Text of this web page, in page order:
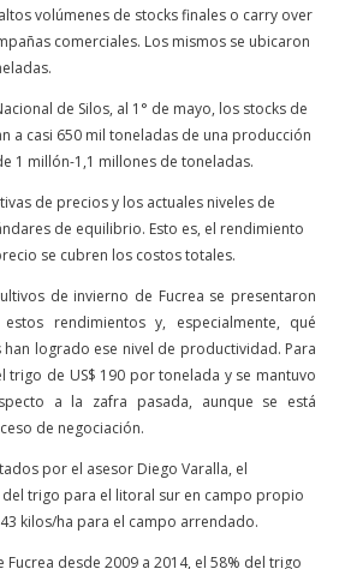
volúmenes de stocks finales o carry over
comerciales. Los mismos se ubicaron
de Silos, al 1° de mayo, los stocks de
a casi 650 mil toneladas de una producción
1 millón-1,1 millones de toneladas.
de precios y los actuales niveles de
de equilibrio. Esto es, el rendimiento
se cubren los costos totales.
de invierno de Fucrea se presentaron
rendimientos y, especialmente, qué
logrado ese nivel de productividad. Para
trigo de US$ 190 por tonelada y se mantuvo
a la zafra pasada, aunque se está
de negociación.
por el asesor Diego Varalla, el
trigo para el litoral sur en campo propio
kilos/ha para el campo arrendado.
desde 2009 a 2014, el 58% del trigo